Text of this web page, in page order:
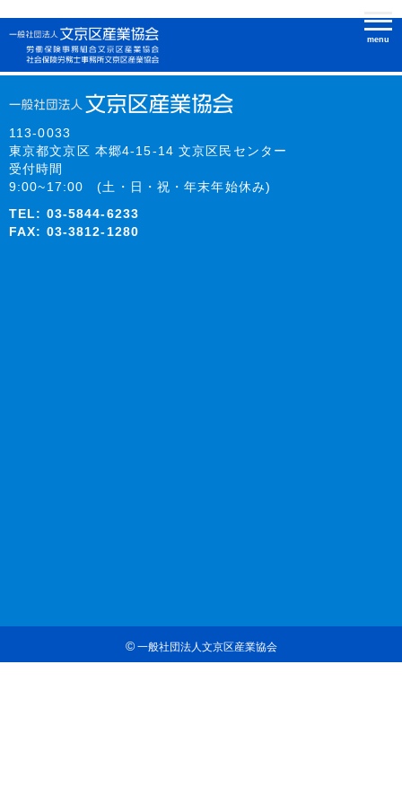
menu
解雇理由証明書
113-0033
東京都文京区 本郷4-15-14 文京区民センター
受付時間
9:00~17:00 (土・日・祝・年末年始休み)
TEL: 03-5844-6233
FAX: 03-3812-1280
©一般社団法人文京区産業協会